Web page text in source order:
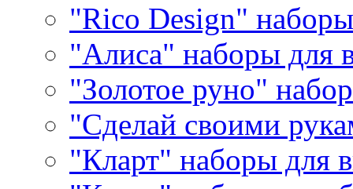
"Rico Design"
"Алиса" наборы для
"Золотое руно"
"Сделай своими
"Кларт" наборы для